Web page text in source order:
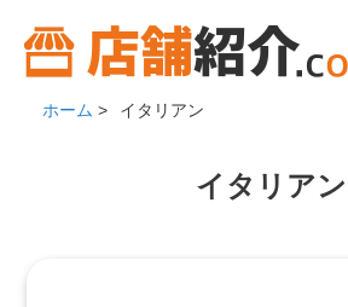
ホーム > イタリアン
イタリアン